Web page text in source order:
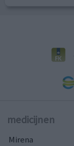
medicijnen
Mirena